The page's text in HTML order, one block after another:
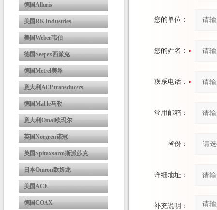
德国Alluris
美国RK Industries
美国Weber韦伯
德国Seepex西派克
德国Metrel美翠
意大利AEP transducers
德国Mahle马勒
意大利Omal欧玛尔
英国Norgren诺冠
英国Spiraxsarco斯派莎克
日本Omron欧姆龙
美国ACE
德国COAX
您的单位：
您的姓名：
联系电话：
常用邮箱：
省份：
详细地址：
补充说明：